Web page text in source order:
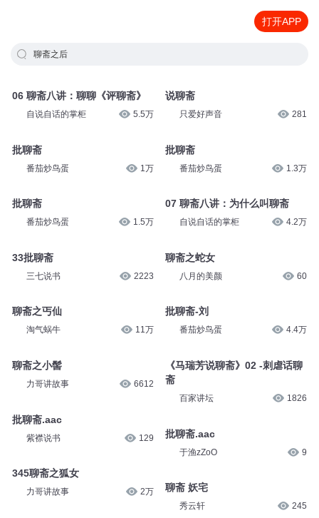
打开APP
聊斋之后
06 聊斋八讲：聊聊《评聊斋》
自说自话的掌柜 5.5万
批聊斋
番茄炒鸟蛋 1万
批聊斋
番茄炒鸟蛋 1.5万
33批聊斋
三七说书 2223
聊斋之丐仙
淘气蜗牛 11万
聊斋之小髻
力哥讲故事 6612
批聊斋.aac
紫襟说书 129
345聊斋之狐女
力哥讲故事 2万
说聊斋
只爱好声音 281
批聊斋
番茄炒鸟蛋 1.3万
07 聊斋八讲：为什么叫聊斋
自说自话的掌柜 4.2万
聊斋之蛇女
八月的美颜 60
批聊斋-刘
番茄炒鸟蛋 4.4万
《马瑞芳说聊斋》02 -刺虐话聊
斋
百家讲坛 1826
批聊斋.aac
于渔zZoO 9
聊斋 妖宅
秀云轩 245